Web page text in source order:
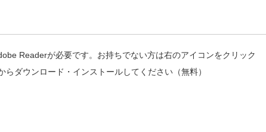
Readerが必要です。お持ちでない方は右のアイコンをクリック
ダウンロード・インストールしてください（無料）